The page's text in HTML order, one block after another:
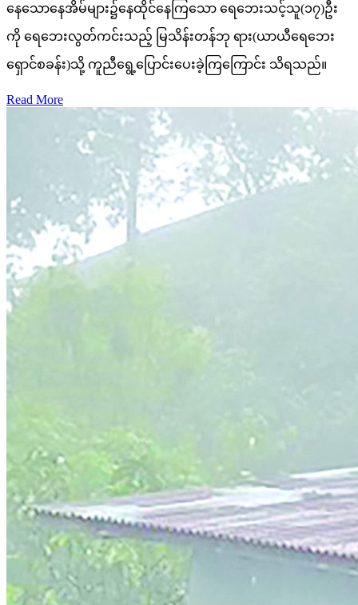
နေသောနေအိမ်များ၌နေထိုင်နေကြသော ရေဘေးသင့်သူ(၁၇)ဦး
ကို ရေဘေးလွတ်ကင်းသည့် မြသိန်းတန်ဘု ရား(ယာယီရေဘေး
ရှောင်စခန်း)သို့ ကူညီရွေ့ပြောင်းပေးခဲ့ကြကြောင်း သိရသည်။
Read More